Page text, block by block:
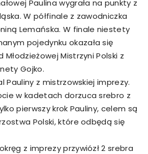
Paulina wygrała na punkty z
W półfinale z zawodniczka
Lemańska. W finale niestety
pojedynku okazała się
Mistrzyni Polski z
Gojko.
Pauliny z mistrzowskiej imprezy.
w kadetach dorzuca srebro z
pierwszy krok Pauliny, celem są
Polski, które odbędą się
z imprezy przywiózł 2 srebra